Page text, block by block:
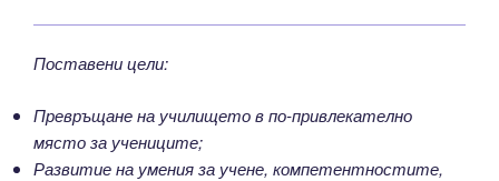
Поставени цели:
Превръщане на училището в по-привлекателно
място за учениците;
Развитие на умения за учене, компетентностите,